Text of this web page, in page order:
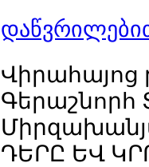
Վիրահայոց
Գերաշնորհ
ԴԵՐԸ ԵՎ